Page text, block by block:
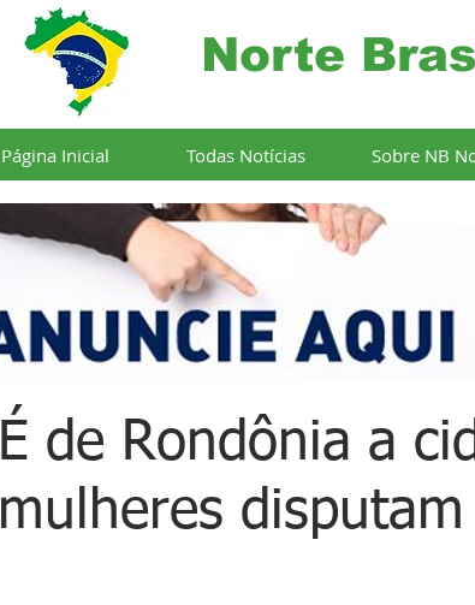
Norte
Página Inicial Todas Notícias Sobre NB
É de Rondônia a
mulheres